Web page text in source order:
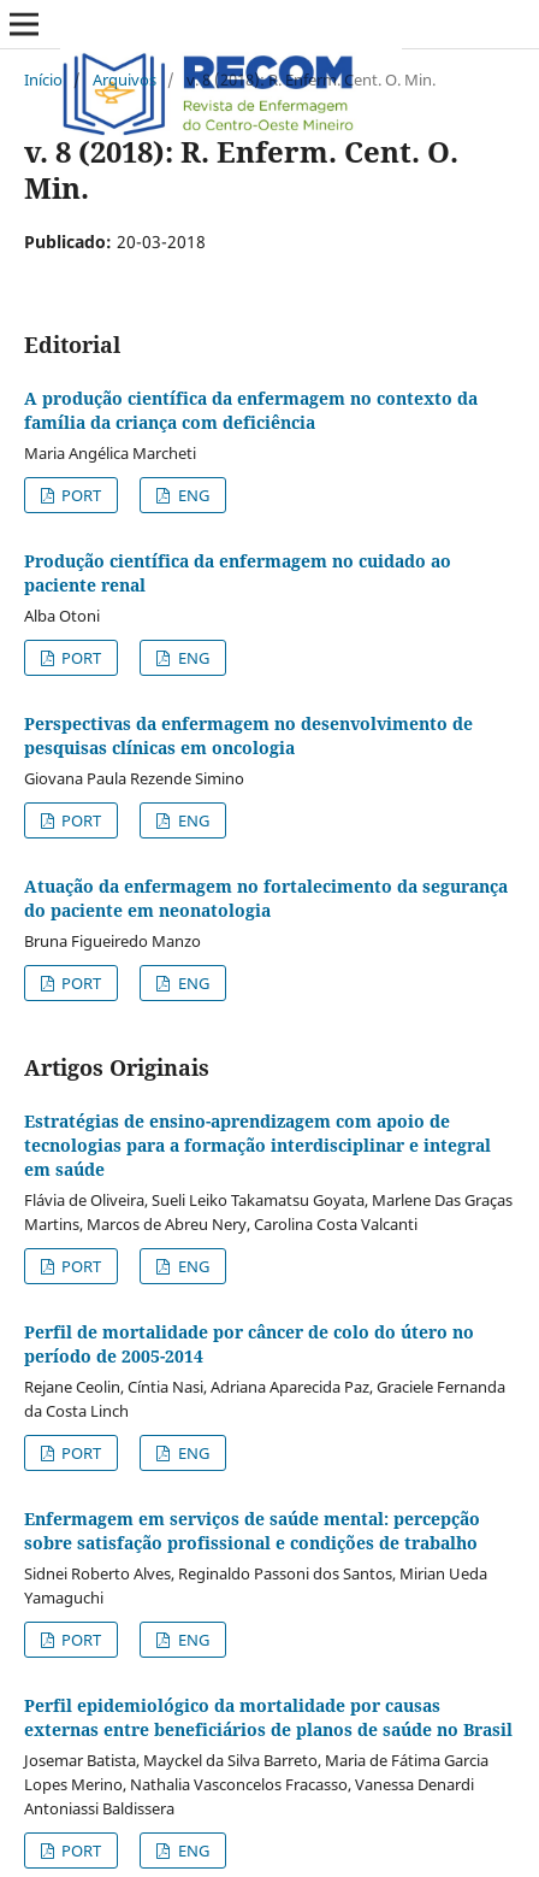
Início / Arquivos / v. 8 (2018): R. Enferm. Cent. O. Min.
v. 8 (2018): R. Enferm. Cent. O.
Min.
Publicado: 20-03-2018
Editorial
A produção científica da enfermagem no contexto da
família da criança com deficiência
Maria Angélica Marcheti
PORT
ENG
Produção científica da enfermagem no cuidado ao
paciente renal
Alba Otoni
PORT
ENG
Perspectivas da enfermagem no desenvolvimento de
pesquisas clínicas em oncologia
Giovana Paula Rezende Simino
PORT
ENG
Atuação da enfermagem no fortalecimento da segurança
do paciente em neonatologia
Bruna Figueiredo Manzo
PORT
ENG
Artigos Originais
Estratégias de ensino-aprendizagem com apoio de
tecnologias para a formação interdisciplinar e integral
em saúde
Flávia de Oliveira, Sueli Leiko Takamatsu Goyata, Marlene Das Graças
Martins, Marcos de Abreu Nery, Carolina Costa Valcanti
PORT
ENG
Perfil de mortalidade por câncer de colo do útero no
período de 2005-2014
Rejane Ceolin, Cíntia Nasi, Adriana Aparecida Paz, Graciele Fernanda
da Costa Linch
PORT
ENG
Enfermagem em serviços de saúde mental: percepção
sobre satisfação profissional e condições de trabalho
Sidnei Roberto Alves, Reginaldo Passoni dos Santos, Mirian Ueda
Yamaguchi
PORT
ENG
Perfil epidemiológico da mortalidade por causas
externas entre beneficiários de planos de saúde no Brasil
Josemar Batista, Mayckel da Silva Barreto, Maria de Fátima Garcia
Lopes Merino, Nathalia Vasconcelos Fracasso, Vanessa Denardi
Antoniassi Baldissera
PORT
ENG